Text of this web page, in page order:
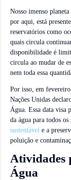
Nosso imenso
por aqui, está
reservatórios como
quais circula
disponibilidade é
circula ao mudar de
nem toda essa
Por isso, em
Nações Unidas
Água. Essa data visa
da água para todos
sustentável e a
poluição e
Atividades
Água